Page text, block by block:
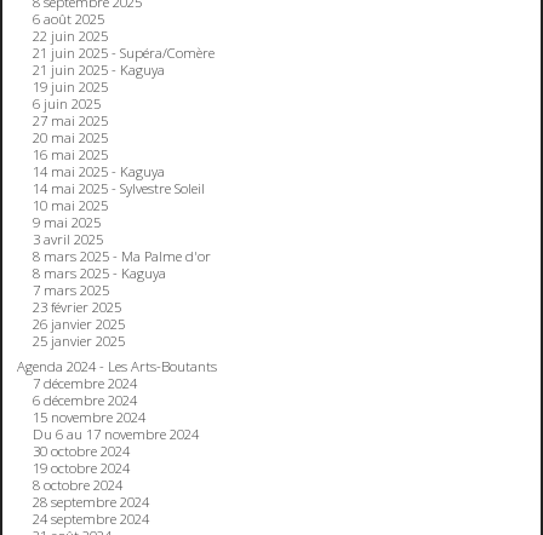
6 août 2025
22 juin 2025
21 juin 2025 - Supéra/Comère
21 juin 2025 - Kaguya
19 juin 2025
6 juin 2025
27 mai 2025
20 mai 2025
16 mai 2025
14 mai 2025 - Kaguya
14 mai 2025 - Sylvestre Soleil
10 mai 2025
9 mai 2025
3 avril 2025
8 mars 2025 - Ma Palme d'or
8 mars 2025 - Kaguya
7 mars 2025
23 février 2025
26 janvier 2025
25 janvier 2025
Agenda 2024 - Les Arts-Boutants
7 décembre 2024
6 décembre 2024
15 novembre 2024
Du 6 au 17 novembre 2024
30 octobre 2024
19 octobre 2024
8 octobre 2024
28 septembre 2024
24 septembre 2024